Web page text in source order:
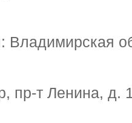
Владимирская
пр-т Ленина, д.